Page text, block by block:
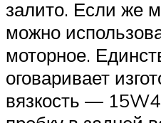
залито. Если же
можно
моторное.
оговаривает
вязкость —